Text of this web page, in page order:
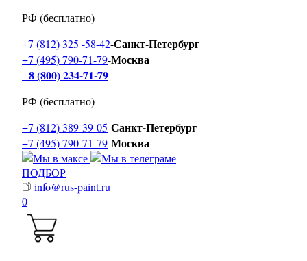
РФ (бесплатно)
+7 (812) 325 -58-42-Санкт-Петербург
+7 (495) 790-71-79-Москва
8 (800) 234-71-79-
РФ (бесплатно)
+7 (812) 389-39-05-Санкт-Петербург
+7 (495) 790-71-79-Москва
ПОДБОР
info@rus-paint.ru
0